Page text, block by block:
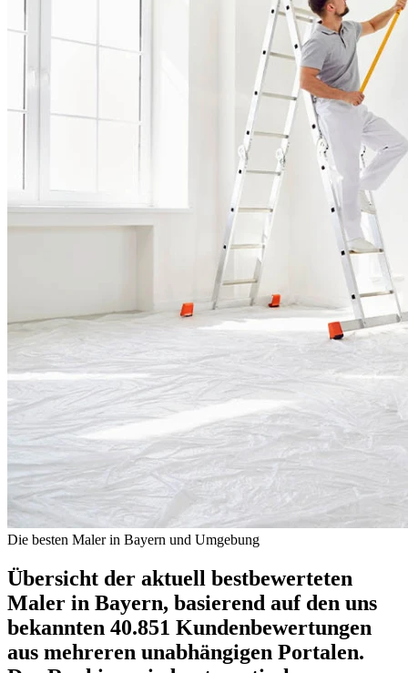
Die besten Maler in Bayern und Umgebung
Übersicht der aktuell bestbewerteten
Maler in Bayern, basierend auf den uns
bekannten 40.851 Kundenbewertungen
aus mehreren unabhängigen Portalen.